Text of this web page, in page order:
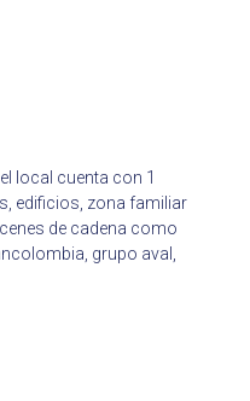
local cuenta con 1
edificios, zona familiar
de cadena como
grupo aval,